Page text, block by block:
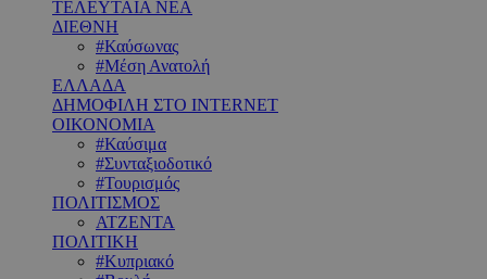
ΤΕΛΕΥΤΑΙΑ ΝΕΑ
ΔΙΕΘΝΗ
#Καύσωνας
#Μέση Ανατολή
ΕΛΛΑΔΑ
ΔΗΜΟΦΙΛΗ ΣΤΟ INTERNET
ΟΙΚΟΝΟΜΙΑ
#Καύσιμα
#Συνταξιοδοτικό
#Τουρισμός
ΠΟΛΙΤΙΣΜΟΣ
ΑΤΖΕΝΤΑ
ΠΟΛΙΤΙΚΗ
#Κυπριακό